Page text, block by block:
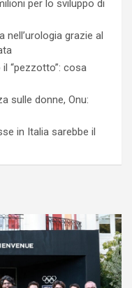
per lo sviluppo di
nell’urologia grazie al
“pezzotto”: cosa
sulle donne, Onu:
in Italia sarebbe il